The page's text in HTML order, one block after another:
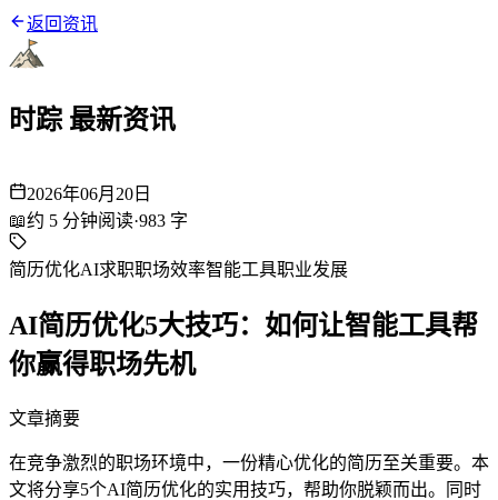
返回资讯
时踪 最新资讯
2026年06月20日
📖约 5 分钟阅读·983 字
简历优化AI求职职场效率智能工具职业发展
AI简历优化5大技巧：如何让智能工具帮
你赢得职场先机
文章摘要
在竞争激烈的职场环境中，一份精心优化的简历至关重要。本
文将分享5个AI简历优化的实用技巧，帮助你脱颖而出。同时